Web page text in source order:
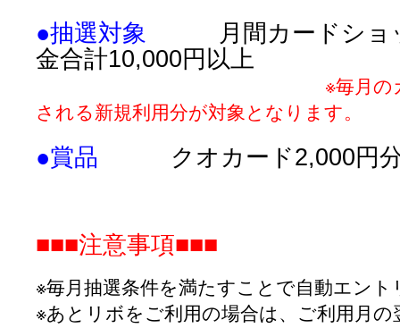
●抽選対象
月間カードショ
金合計10,000円以上
※毎月の
される新規利用分が対象となります。
●賞品 クオカード2,000円分
■■■注意事項■■■
※毎月抽選条件を満たすことで自動エン
※あとリボをご利用の場合は、ご利用月